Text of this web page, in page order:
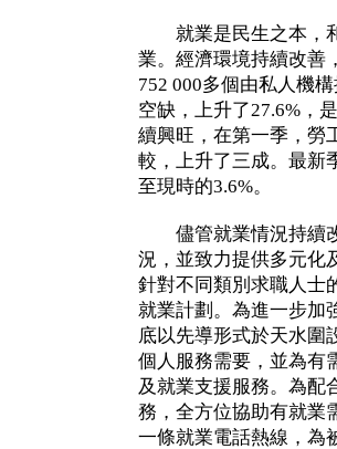
就業是民生之本，和
業。經濟環境持續改善
752 000多個由私人機
空缺，上升了27.6%，
續興旺，在第一季，勞
較，上升了三成。最新
至現時的3.6%。
儘管就業情況持續改
況，並致力提供多元化
針對不同類別求職人士
就業計劃。為進一步加
底以先導形式於天水圍
個人服務需要，並為有
及就業支援服務。為配
務，全方位協助有就業
一條就業電話熱線，為